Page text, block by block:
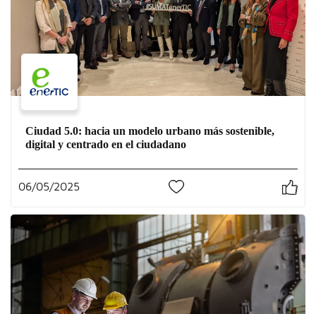
Ciudad 5.0: hacia un modelo urbano más sostenible,
digital y centrado en el ciudadano
06/05/2025